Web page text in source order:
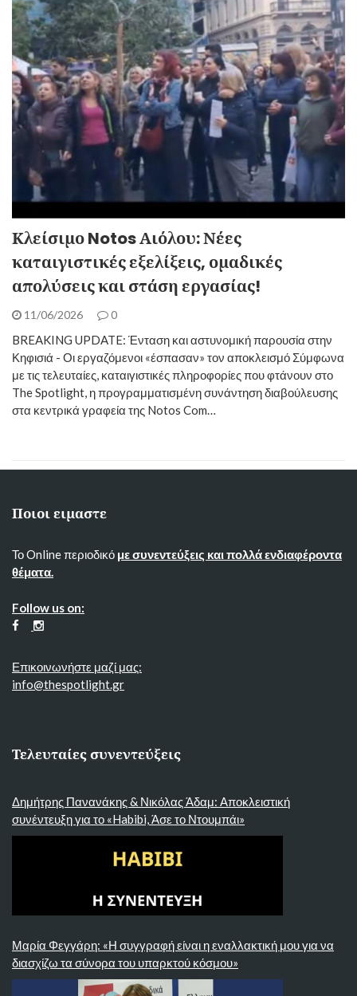
Κλείσιμο Notos Αιόλου: Νέες
καταιγιστικές εξελίξεις, ομαδικές
απολύσεις και στάση εργασίας! ​
11/06/2026 0
BREAKING UPDATE: Ένταση και αστυνομική παρουσία στην
Κηφισιά - Οι εργαζόμενοι «έσπασαν» τον αποκλεισμό ​Σύμφωνα
με τις τελευταίες, καταιγιστικές πληροφορίες που φτάνουν στο
The Spotlight, η προγραμματισμένη συνάντηση διαβούλευσης
στα κεντρικά γραφεία της Notos Com…
Ποιοι ειμαστε
Το Online περιοδικό με συνεντεύξεις και πολλά ενδιαφέροντα
θέματα.
Follow us on:
Επικοινωνήστε μαζί μας:
info@thespotlight.gr
Τελευταίες συνεντεύξεις
Δημήτρης Πανανάκης & Νικόλας Άδαμ: Αποκλειστική
συνέντευξη για το «Habibi, Άσε το Ντουμπάι»
Μαρία Φεγγάρη: «Η συγγραφή είναι η εναλλακτική μου για να
διασχίζω τα σύνορα του υπαρκτού κόσμου»